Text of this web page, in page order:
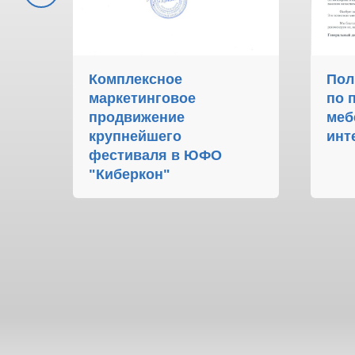
Комплексное
маркетинговое
продвижение
крупнейшего
фестиваля в ЮФО
"Киберкон"
по